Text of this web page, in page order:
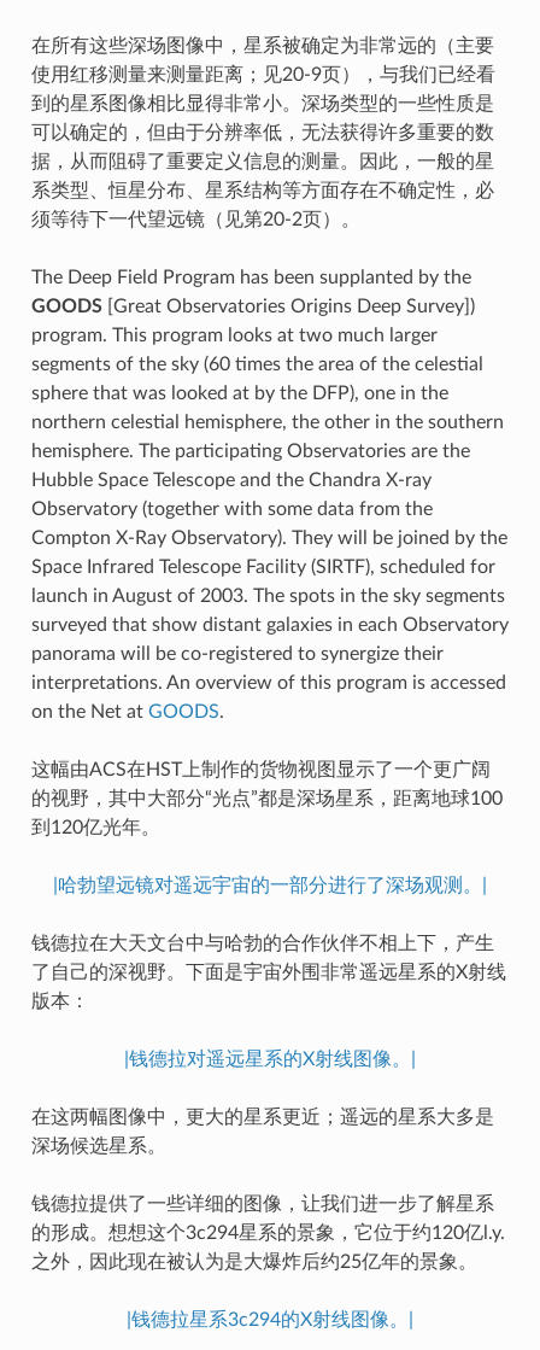
在所有这些深场图像中，星系被确定为非常远的（主要
使用红移测量来测量距离；见20-9页），与我们已经看
到的星系图像相比显得非常小。深场类型的一些性质是
可以确定的，但由于分辨率低，无法获得许多重要的数
据，从而阻碍了重要定义信息的测量。因此，一般的星
系类型、恒星分布、星系结构等方面存在不确定性，必
须等待下一代望远镜（见第20-2页）。
The Deep Field Program has been supplanted by the
GOODS[Great Observatories Origins Deep Survey])
program. This program looks at two much larger
segments of the sky (60 times the area of the celestial
sphere that was looked at by the DFP), one in the
northern celestial hemisphere, the other in the southern
hemisphere. The participating Observatories are the
Hubble Space Telescope and the Chandra X-ray
Observatory (together with some data from the
Compton X-Ray Observatory). They will be joined by the
Space Infrared Telescope Facility (SIRTF), scheduled for
launch in August of 2003. The spots in the sky segments
surveyed that show distant galaxies in each Observatory
panorama will be co-registered to synergize their
interpretations. An overview of this program is accessed
on the Net at GOODS.
这幅由ACS在HST上制作的货物视图显示了一个更广阔
的视野，其中大部分“光点”都是深场星系，距离地球100
到120亿光年。
|哈勃望远镜对遥远宇宙的一部分进行了深场观测。|
钱德拉在大天文台中与哈勃的合作伙伴不相上下，产生
了自己的深视野。下面是宇宙外围非常遥远星系的X射线
版本：
|钱德拉对遥远星系的X射线图像。|
在这两幅图像中，更大的星系更近；遥远的星系大多是
深场候选星系。
钱德拉提供了一些详细的图像，让我们进一步了解星系
的形成。想想这个3c294星系的景象，它位于约120亿l.y.
之外，因此现在被认为是大爆炸后约25亿年的景象。
|钱德拉星系3c294的X射线图像。|